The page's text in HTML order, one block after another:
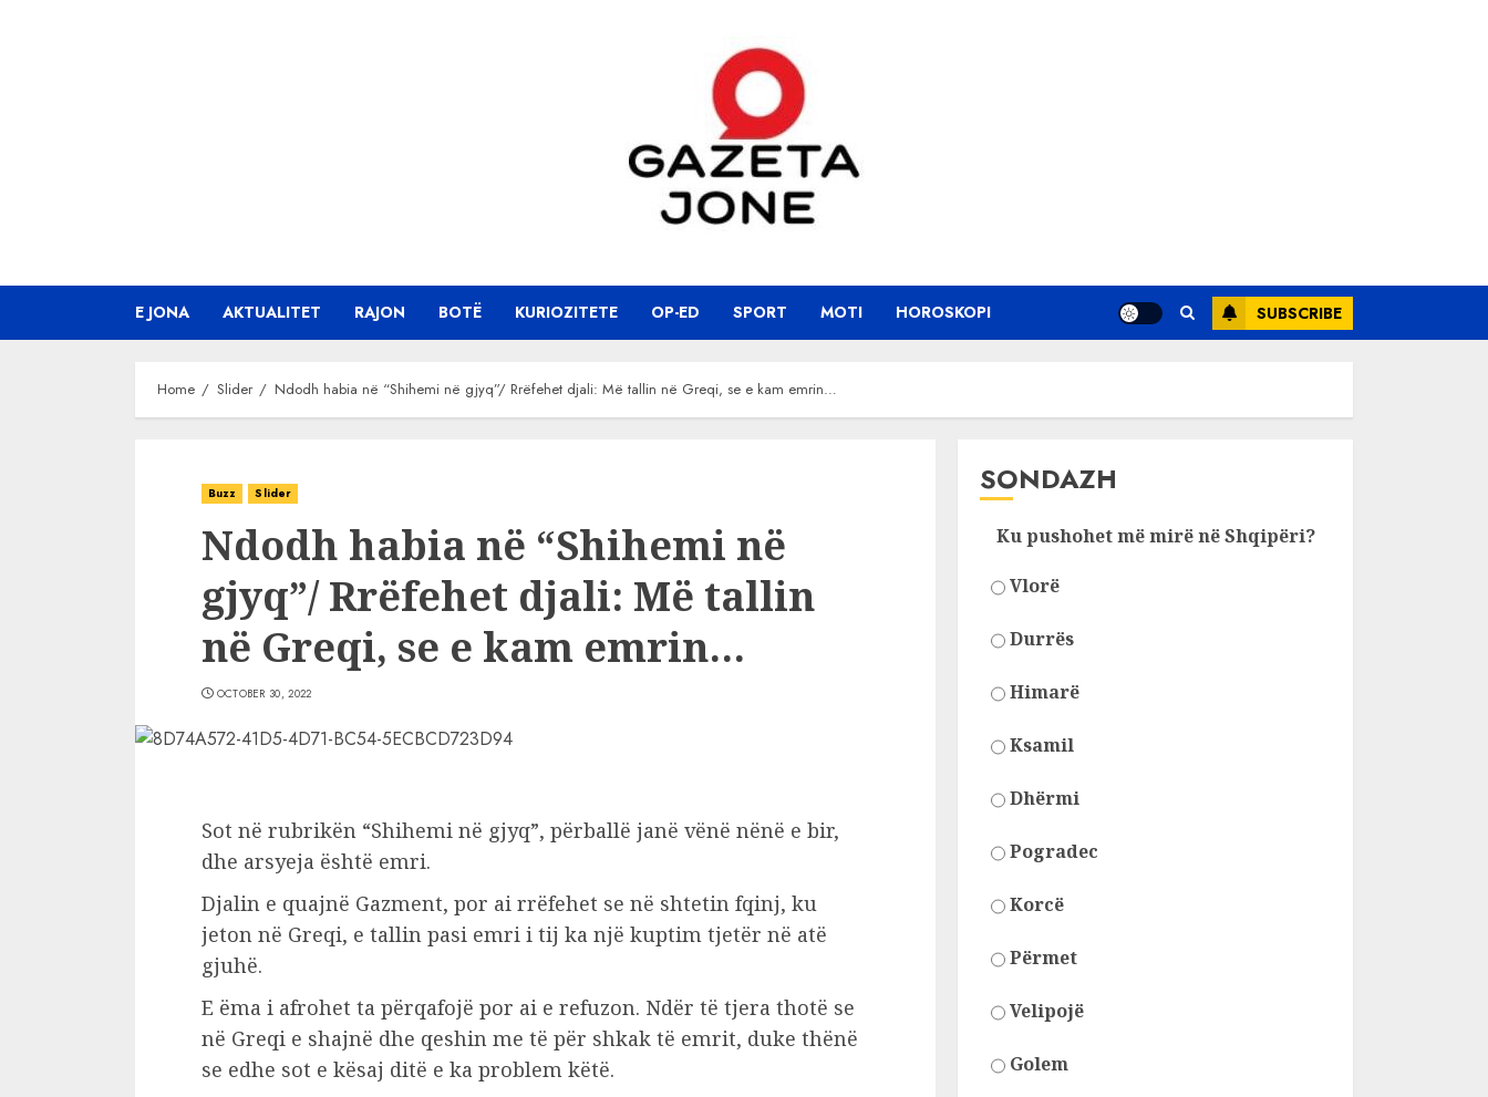
E JONA AKTUALITET RAJON BOTË KURIOZITETE OP-ED SPORT MOTI HOROSKOPI SUBSCRIBE
Home Slider Ndodh habia në “Shihemi në gjyq”/ Rrëfehet djali: Më tallin në Greqi, se e kam emrin…
Buzz Slider
Ndodh habia në “Shihemi në
gjyq”/ Rrëfehet djali: Më tallin
në Greqi, se e kam emrin…
OCTOBER 30, 2022
Sot në rubrikën “Shihemi në gjyq”, përballë janë vënë nënë e bir,
dhe arsyeja është emri.
Djalin e quajnë Gazment, por ai rrëfehet se në shtetin fqinj, ku
jeton në Greqi, e tallin pasi emri i tij ka një kuptim tjetër në atë
gjuhë.
E ëma i afrohet ta përqafojë por ai e refuzon. Ndër të tjera thotë se
në Greqi e shajnë dhe qeshin me të për shkak të emrit, duke thënë
se edhe sot e kësaj ditë e ka problem këtë.
SONDAZH
Ku pushohet më mirë në Shqipëri?
Vlorë
Durrës
Himarë
Ksamil
Dhërmi
Pogradec
Korcë
Përmet
Velipojë
Golem